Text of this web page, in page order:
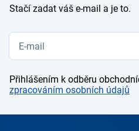
Stačí zadat váš e-mail a je to.
Přihlášením k odběru
zpracováním osobních údajů